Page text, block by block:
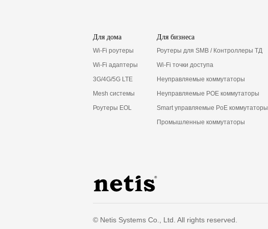
Для дома
Wi-Fi роутеры
Wi-Fi адаптеры
3G/4G/5G LTE
Mesh системы
Роутеры EOL
Для бизнеса
Роутеры для SMB / Контроллеры ТД
Wi-Fi точки доступа
Неуправляемые коммутаторы
Неуправляемые POE коммутаторы
Smart управляемые PoE коммутаторы
Промышленные коммутаторы
© Netis Systems Co., Ltd. All rights reserved.